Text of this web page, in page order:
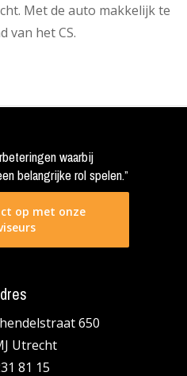
Met de auto makkelijk te
van het CS.
waarbij
belangrijke rol spelen.”
op met onze
650
Utrecht
81 15